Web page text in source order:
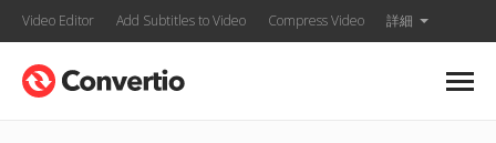
Video Editor Add Subtitles to Video Compress Video 詳細